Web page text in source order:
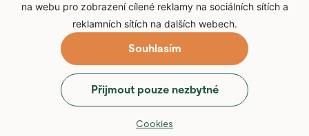
© 2026 Zoo Brno
Prohlášení o přístupnostiZpracování osobních údajů
Přihlášení do IS Zoo Brno
Web vytvořilwebProgress
na webu pro zobrazení cílené reklamy na sociálních sítích a
reklamních sítích na dalších webech.
Souhlasím
Přijmout pouze nezbytné
Cookies